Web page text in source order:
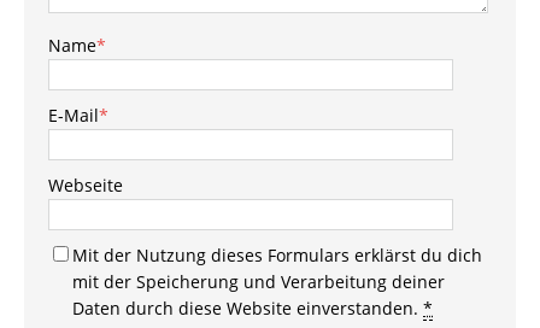
Name*
E-Mail*
Webseite
Mit der Nutzung dieses Formulars erklärst du dich
mit der Speicherung und Verarbeitung deiner
Daten durch diese Website einverstanden. *